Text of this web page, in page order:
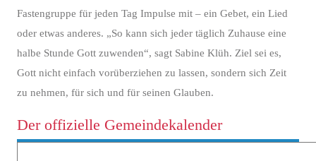
Fastengruppe für jeden Tag Impulse mit – ein Gebet, ein Lied
oder etwas anderes. „So kann sich jeder täglich Zuhause eine
halbe Stunde Gott zuwenden“, sagt Sabine Klüh. Ziel sei es,
Gott nicht einfach vorüberziehen zu lassen, sondern sich Zeit
zu nehmen, für sich und für seinen Glauben.
Der offizielle Gemeindekalender